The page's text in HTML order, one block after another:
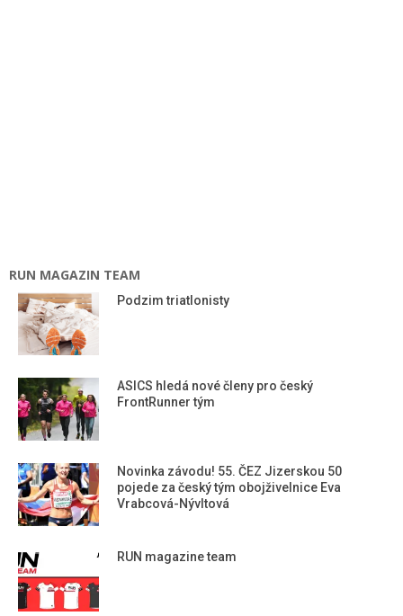
RUN MAGAZIN TEAM
Podzim triatlonisty
ASICS hledá nové členy pro český
FrontRunner tým
Novinka závodu! 55. ČEZ Jizerskou 50
pojede za český tým obojživelnice Eva
Vrabcová-Nývltová
RUN magazine team